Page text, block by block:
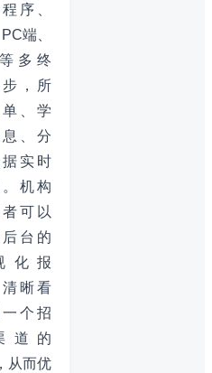
序、
端、
多终
，所
、学
、分
实时
机构
可以
台的
化报
晰看
个招
道的
从而优